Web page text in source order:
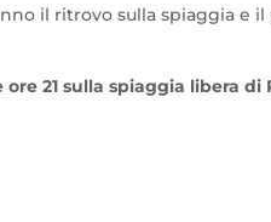
il ritrovo sulla spiaggia e
21 sulla spiaggia libera di